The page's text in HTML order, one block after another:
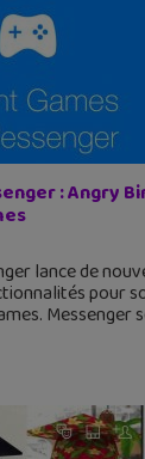
: Angry
lance de
pour
Messenger